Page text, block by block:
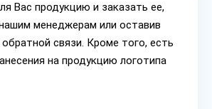
Вас продукцию и заказать ее,
менеджерам или оставив
связи. Кроме того, есть
на продукцию логотипа